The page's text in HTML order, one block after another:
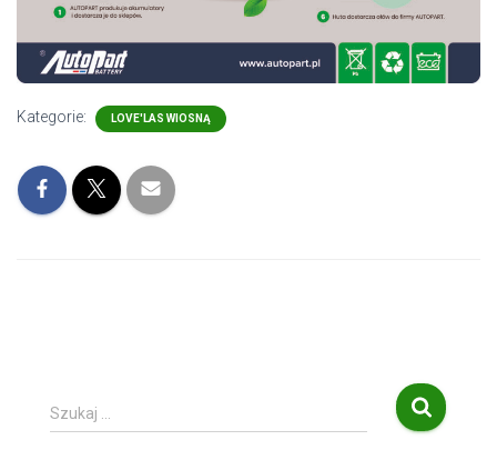
Kategorie: LOVE'LAS WIOSNĄ
S
z
Szukaj …